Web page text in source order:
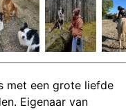
met een grote liefde
Eigenaar van